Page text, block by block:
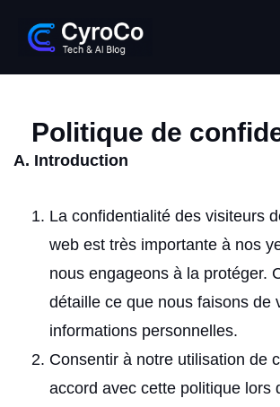
Politique de
A. Introduction
La confidentialité des visiteurs
web est très importante à nos
nous engageons à la protéger.
détaille ce que nous faisons de
informations personnelles.
Consentir à notre utilisation de
accord avec cette politique lors